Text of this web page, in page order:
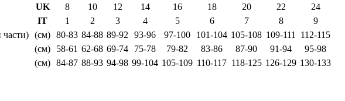
UK
8 10 12 14 16 18 20 22
24
IT
1 2 3 4 5 6 7 8
9
(см) 80-83 84-88 89-92 93-96 97-100 101-104 105-108 109-111
112-115
(см) 58-61 62-68 69-74 75-78 79-82 83-86 87-90 91-94
95-98
(см) 84-87 88-93 94-98 99-104 105-109 110-117 118-125 126-129 130-133